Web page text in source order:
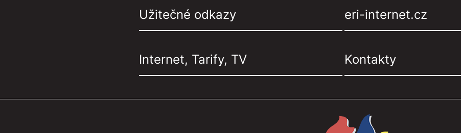
Užitečné odkazy eri-internet.cz
Internet, Tarify, TV Kontakty